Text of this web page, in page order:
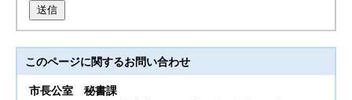
送信
このページに関するお問い合わせ
市長公室秘書課